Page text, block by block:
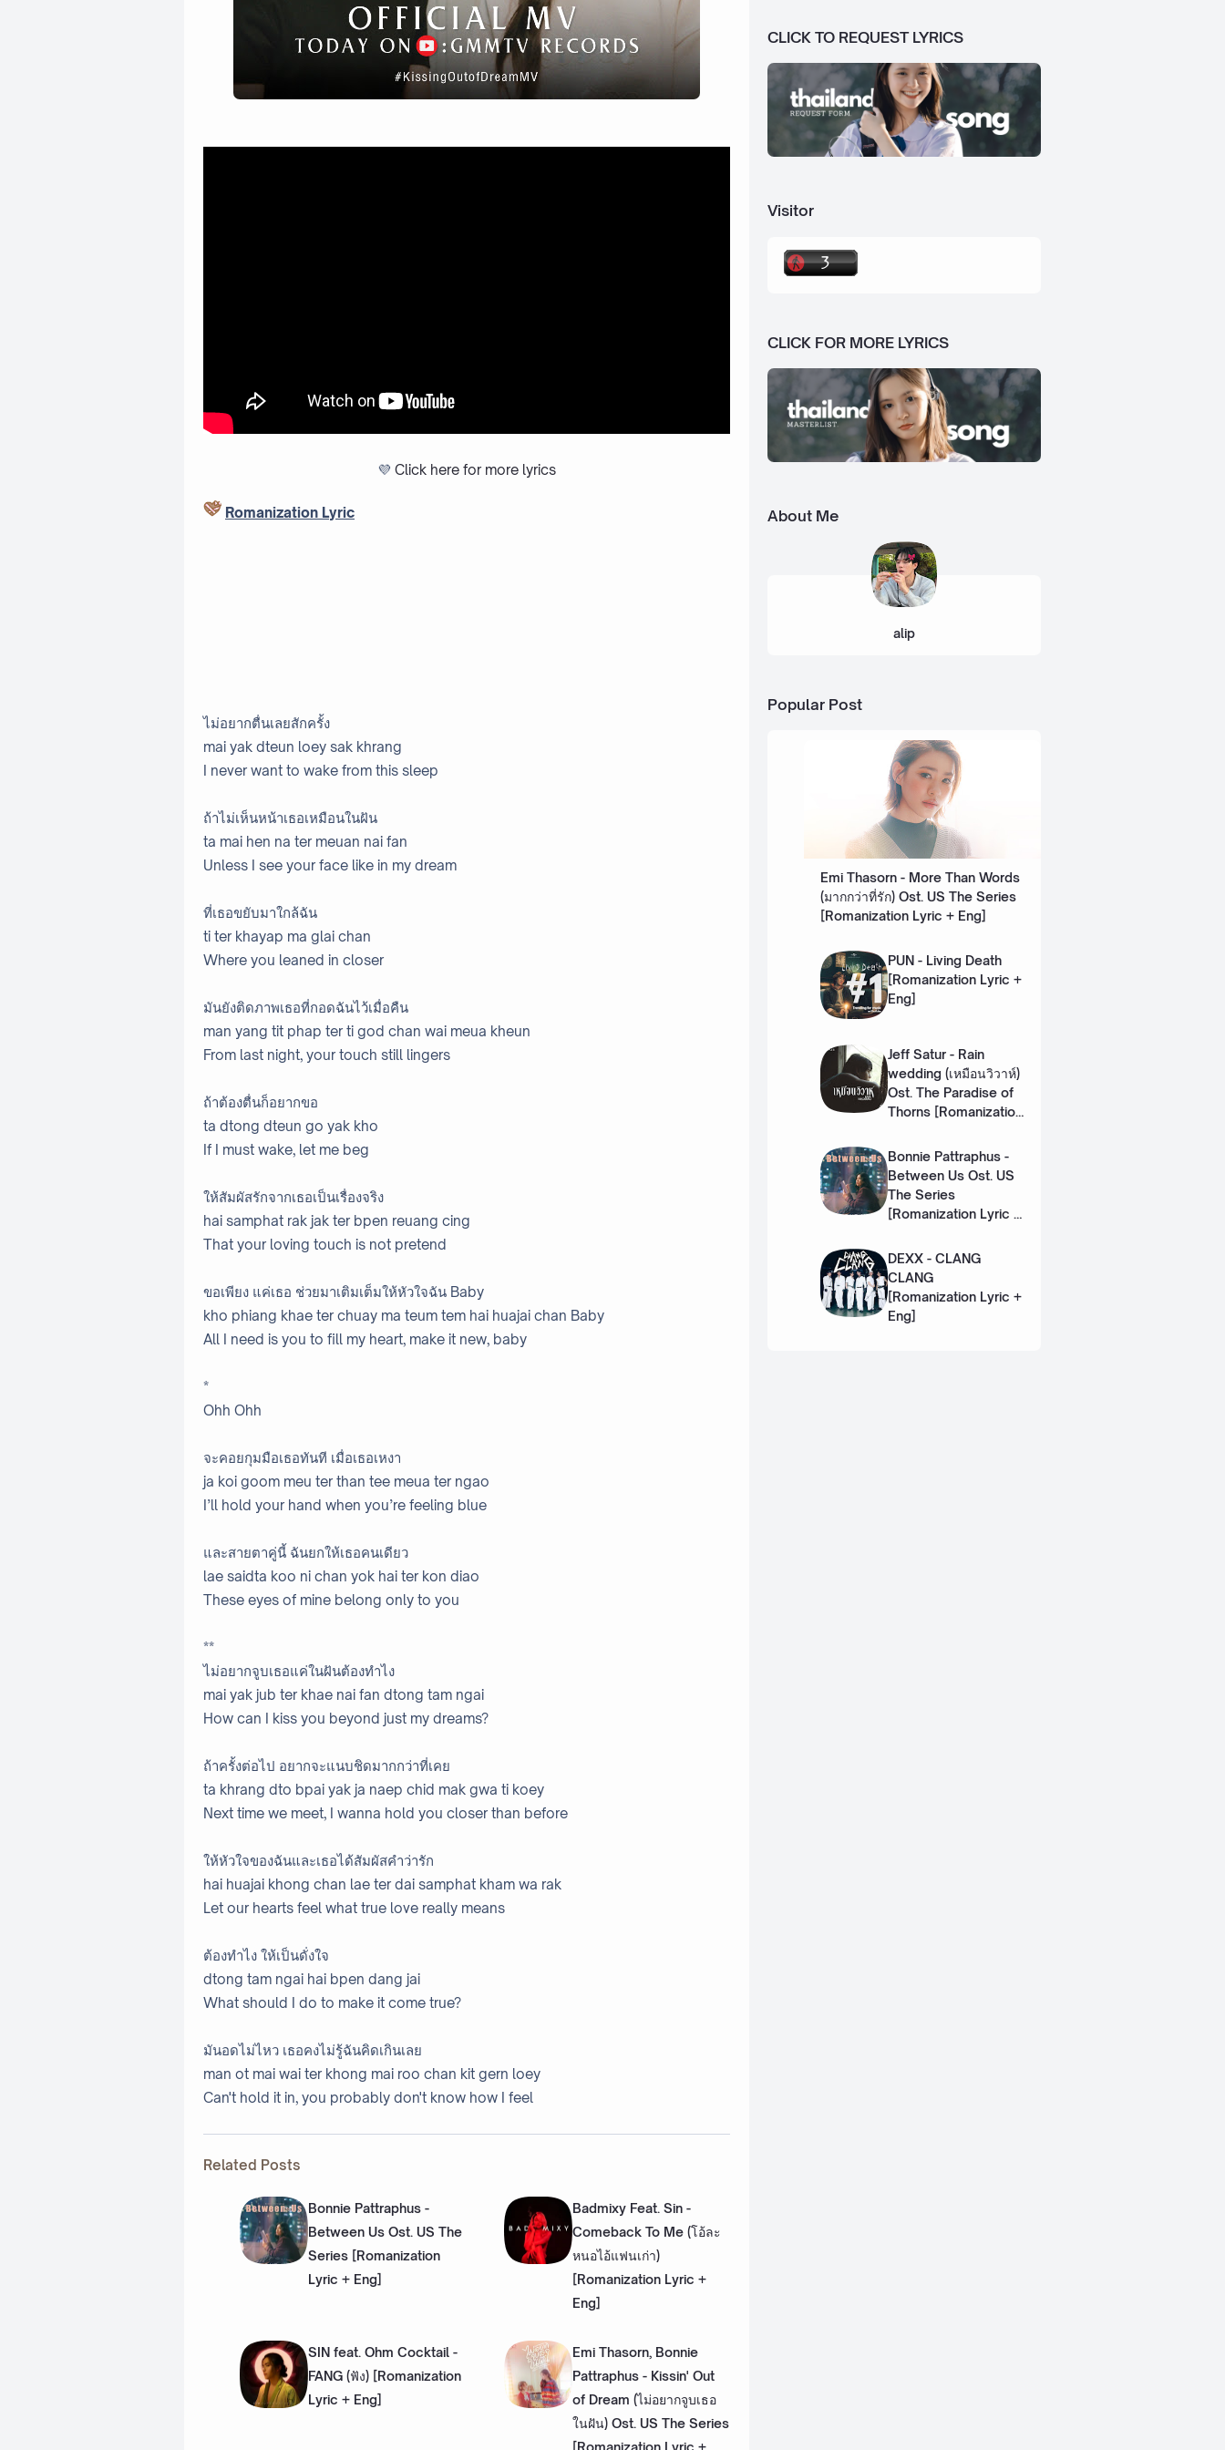
💜 Click here for more lyrics
Romanization Lyric
ไม่อยากตื่นเลยสักครั้ง
mai yak dteun loey sak khrang
I never want to wake from this sleep
ถ้าไม่เห็นหน้าเธอเหมือนในฝัน
ta mai hen na ter meuan nai fan
Unless I see your face like in my dream
ที่เธอขยับมาใกล้ฉัน
ti ter khayap ma glai chan
Where you leaned in closer
มันยังติดภาพเธอที่กอดฉันไว้เมื่อคืน
man yang tit phap ter ti god chan wai meua kheun
From last night, your touch still lingers
ถ้าต้องตื่นก็อยากขอ
ta dtong dteun go yak kho
If I must wake, let me beg
ให้สัมผัสรักจากเธอเป็นเรื่องจริง
hai samphat rak jak ter bpen reuang cing
That your loving touch is not pretend
ขอเพียง แค่เธอ ช่วยมาเติมเต็มให้หัวใจฉัน Baby
kho phiang khae ter chuay ma teum tem hai huajai chan Baby
All I need is you to fill my heart, make it new, baby
*
Ohh Ohh
จะคอยกุมมือเธอทันที เมื่อเธอเหงา
ja koi goom meu ter than tee meua ter ngao
I’ll hold your hand when you’re feeling blue
และสายตาคู่นี้ ฉันยกให้เธอคนเดียว
lae saidta koo ni chan yok hai ter kon diao
These eyes of mine belong only to you
**
ไม่อยากจูบเธอแค่ในฝันต้องทำไง
mai yak jub ter khae nai fan dtong tam ngai
How can I kiss you beyond just my dreams?
ถ้าครั้งต่อไป อยากจะแนบชิดมากกว่าที่เคย
ta khrang dto bpai yak ja naep chid mak gwa ti koey
Next time we meet, I wanna hold you closer than before
ให้หัวใจของฉันและเธอได้สัมผัสคำว่ารัก
hai huajai khong chan lae ter dai samphat kham wa rak
Let our hearts feel what true love really means
ต้องทำไง ให้เป็นดั่งใจ
dtong tam ngai hai bpen dang jai
What should I do to make it come true?
มันอดไม่ไหว เธอคงไม่รู้ฉันคิดเกินเลย
man ot mai wai ter khong mai roo chan kit gern loey
Can't hold it in, you probably don't know how I feel
Related Posts
Bonnie Pattraphus -
Between Us Ost. US The
Series [Romanization
Lyric + Eng]
Badmixy Feat. Sin -
Comeback To Me (โอ้ละ
หนอไอ้แฟนเก่า)
[Romanization Lyric +
Eng]
SIN feat. Ohm Cocktail -
FANG (ฟัง) [Romanization
Lyric + Eng]
Emi Thasorn, Bonnie
Pattraphus - Kissin' Out
of Dream (ไม่อยากจูบเธอ
ในฝัน) Ost. US The Series
[Romanization Lyric +
CLICK TO REQUEST LYRICS
Visitor
CLICK FOR MORE LYRICS
About Me
alip
Popular Post
Emi Thasorn - More Than Words
(มากกว่าที่รัก) Ost. US The Series
[Romanization Lyric + Eng]
PUN - Living Death
[Romanization Lyric +
Eng]
Jeff Satur - Rain
wedding (เหมือนวิวาห์)
Ost. The Paradise of
Thorns [Romanization
Bonnie Pattraphus -
Between Us Ost. US
The Series
[Romanization Lyric +
DEXX - CLANG
CLANG
[Romanization Lyric +
Eng]